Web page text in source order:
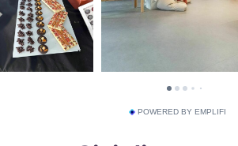
POWERED BY EMPLIFI